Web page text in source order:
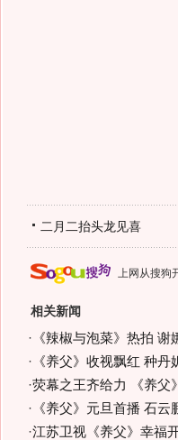
二月二抬头龙见喜
上网从搜狗
相关新闻
· 《辣椒与泡菜》热拍
· 《养父》收视飘红 种丹
·荧幕之王齐给力 《养父
· 《养父》元旦首播 石
·江苏卫视《养父》幸福